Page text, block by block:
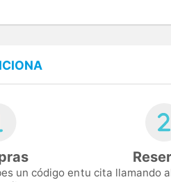
un código entu cita llamando